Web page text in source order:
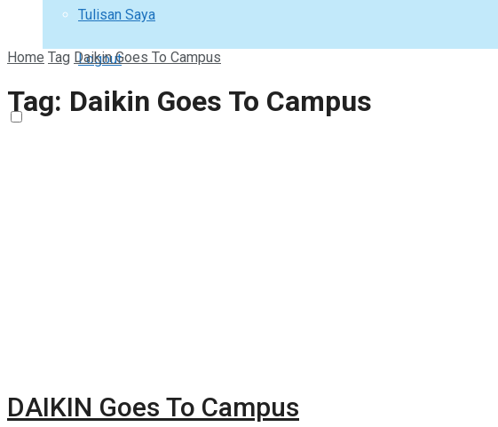
Tulisan Saya
Logout
Home Tag Daikin Goes To Campus
Tag: Daikin Goes To Campus
DAIKIN Goes To Campus